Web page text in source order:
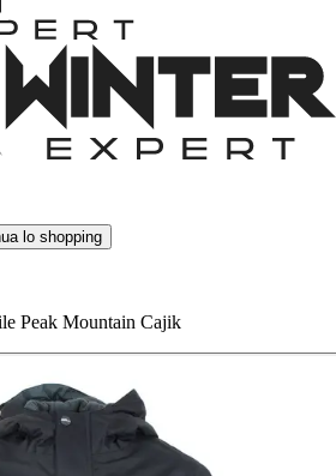
lo shopping
Peak Mountain Cajik